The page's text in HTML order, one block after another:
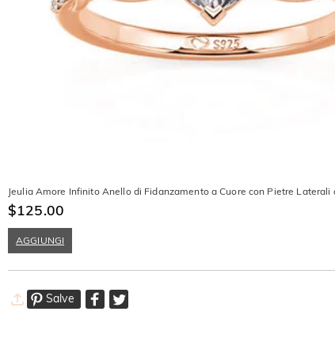
Jeulia Amore Infinito Anello di Fidanzamento a Cuore con Pietre Laterali
$125.00
AGGIUNGI
Salve